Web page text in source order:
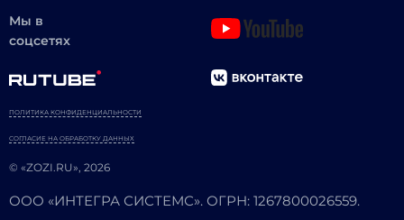
Мы в
соцсетях
© «ZOZI.RU», 2026
ПОЛИТИКА КОНФИДЕНЦИАЛЬНОСТИ
СОГЛАСИЕ НА ОБРАБОТКУ ДАННЫХ
ООО «ИНТЕГРА СИСТЕМС». ОГРН: 1267800026559.